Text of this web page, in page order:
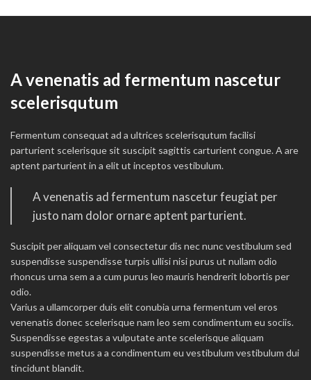
A venenatis ad fermentum nascetur
scelerisqutum
Fermentum consequat ad a ultrices scelerisqutum facilisi
parturient scelerisque sit suscipit sagittis carturient congue. A are
aptent parturient in a elit ut inceptos vestibulum.
A venenatis ad fermentum nascetur feugiat per
justo nam dolor ornare aptent parturient.
Suscipit per aliquam vel consectetur dis nec nunc vestibulum sed
suspendisse suspendisse turpis ullisi nisi purus ut nullam odio
rhoncus urna sem a a cum purus leo mauris hendrerit lobortis per
odio.
Varius a ullamcorper duis elit conubia urna fermentum vel eros
venenatis donec scelerisque nam leo sem condimentum eu sociis.
Suspendisse egestas a vulputate ante scelerisque aliquam
suspendisse metus a a condimentum eu vestibulum vestibulum dui
tincidunt blandit.